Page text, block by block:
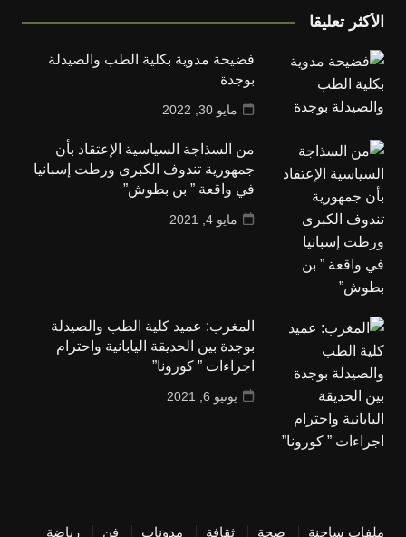
الأكثر تعليقا
فضيحة مدوية بكلية الطب والصيدلة
بوجدة
مايو 30, 2022
من السذاجة السياسية الإعتقاد بأن
جمهورية تندوف الكبرى ورطت إسبانيا
في واقعة ” بن بطوش”
مايو 4, 2021
المغرب: عميد كلية الطب والصيدلة
بوجدة بين الحديقة اليابانية واحترام
اجراءات ” كورونا”
يونيو 6, 2021
ملفات ساخنة صحة ثقافة مدونات فن رياضة